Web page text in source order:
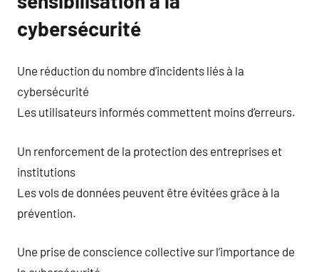
cybersécurité
Une réduction du nombre d’incidents liés à la
cybersécurité
Les utilisateurs informés commettent moins d’erreurs.
Un renforcement de la protection des entreprises et
institutions
Les vols de données peuvent être évitées grâce à la
prévention.
Une prise de conscience collective sur l’importance de